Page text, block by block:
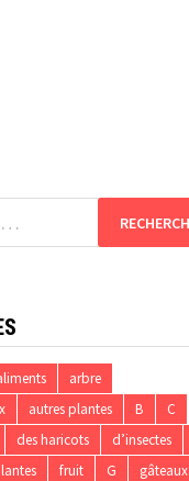
arbre
autres plantes B
C
des haricots d’insectes
fruit G
gâteaux